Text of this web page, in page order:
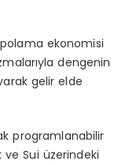
ekonomisi
dengenin
gelir elde
programlanabilir
Sui üzerindeki